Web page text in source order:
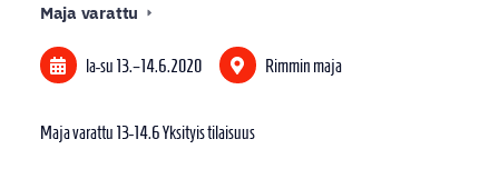
Maja varattu
la-su 13.–14.6.2020 Rimmin maja
Maja varattu 13-14.6 Yksityis tilaisuus